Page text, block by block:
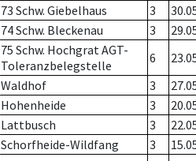
73 Schw. Giebelhaus 3
74 Schw. Bleckenau 3
75 Schw. Hochgrat AGT-
Toleranzbelegstelle
6
Waldhof 3
Hohenheide 3
Lattbusch 3
Schorfheide-Wildfang 3